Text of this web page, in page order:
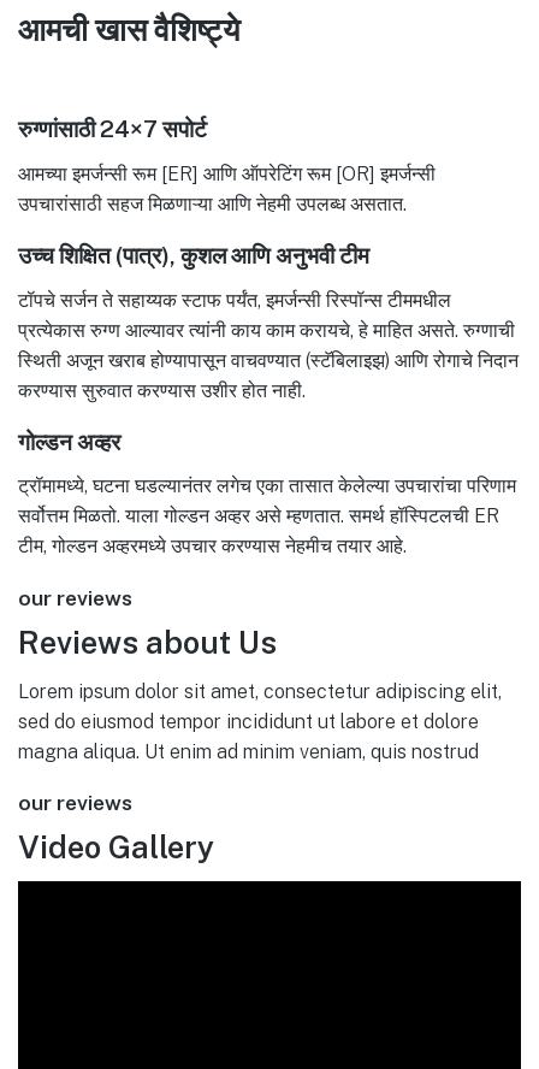
आमची खास वैशिष्ट्ये
रुग्णांसाठी 24×7 सपोर्ट
आमच्या इमर्जन्सी रूम [ER] आणि ऑपरेटिंग रूम [OR] इमर्जन्सी
उपचारांसाठी सहज मिळणाऱ्या आणि नेहमी उपलब्ध असतात.
उच्च शिक्षित (पात्र), कुशल आणि अनुभवी टीम
टॉपचे सर्जन ते सहाय्यक स्टाफ पर्यंत, इमर्जन्सी रिस्पॉन्स टीममधील
प्रत्येकास रुग्ण आल्यावर त्यांनी काय काम करायचे, हे माहित असते. रुग्णाची
स्थिती अजून खराब होण्यापासून वाचवण्यात (स्टॅबिलाइझ) आणि रोगाचे निदान
करण्यास सुरुवात करण्यास उशीर होत नाही.
गोल्डन अव्हर
ट्रॉमामध्ये, घटना घडल्यानंतर लगेच एका तासात केलेल्या उपचारांचा परिणाम
सर्वोत्तम मिळतो. याला गोल्डन अव्हर असे म्हणतात. समर्थ हॉस्पिटलची ER
टीम, गोल्डन अव्हरमध्ये उपचार करण्यास नेहमीच तयार आहे.
our reviews
Reviews about Us
Lorem ipsum dolor sit amet, consectetur adipiscing elit,
sed do eiusmod tempor incididunt ut labore et dolore
magna aliqua. Ut enim ad minim veniam, quis nostrud
our reviews
Video Gallery